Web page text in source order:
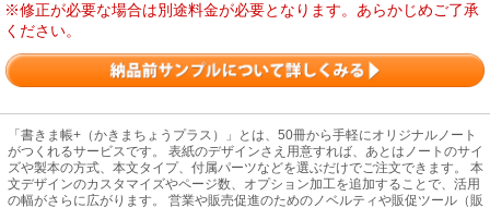
※修正が必要な場合は別途料金が必要となります。あらかじめご了承
ください。
「書きま帳+（かきまちょうプラス）」とは、50冊から手軽にオリジナルノート
がつくれるサービスです。 表紙のデザインさえ用意すれば、あとはノートのサイ
ズや製本の方式、本文タイプ、付属パーツなどを選ぶだけでご注文できます。 本
文デザインのカスタマイズやページ数、オプション加工を追加することで、活用
の幅がさらに広がります。 営業や販売促進のためのノベルティや販促ツール（販